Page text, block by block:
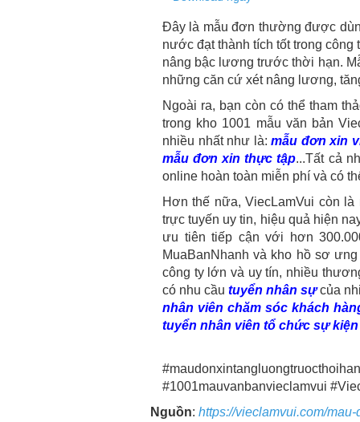
Đây là mẫu đơn thường được
nước đạt thành tích tốt trong
nâng bậc lương trước thời hạn.
những căn cứ xét nâng lương,
Ngoài ra, bạn còn có thể tham
trong kho 1001 mẫu văn bản
nhiều nhất như là:mẫu đơn xin
mẫu đơn xin thực tập...Tất cả
online hoàn toàn miễn phí và có
Hơn thế nữa, ViecLamVui còn
trực tuyến uy tin, hiệu quả hiện
ưu tiên tiếp cận với hơn
MuaBanNhanh và kho hồ sơ
công ty lớn và uy tín, nhiều
có nhu cầutuyển nhân sựcủa
nhân viên chăm sóc khách
tuyển nhân viên tổ chức sự kiện
#1001mauvanbanvieclamvui
Nguồn: https://vieclamvui.com/